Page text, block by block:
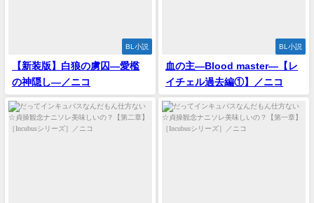
BL小説
【新装版】‪白狼の虜囚―愛檻
の神隠し―‬／ニコ
BL小説
血の主―Blood master―【レ
イチェル過去編①】／ニコ